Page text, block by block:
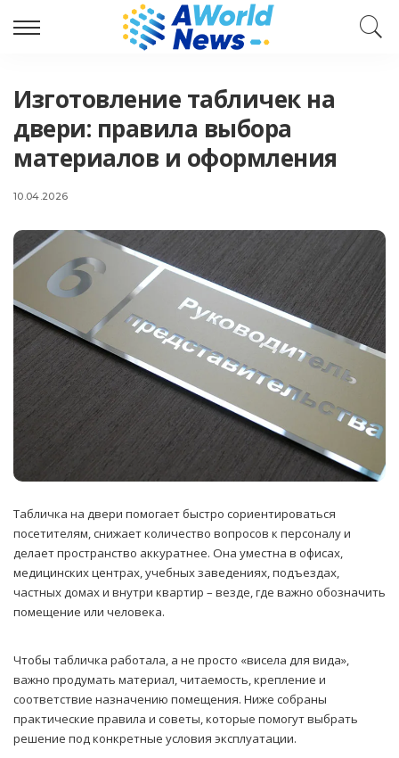
Изготовление табличек на
двери: правила выбора
материалов и оформления
10.04.2026
Табличка на двери помогает быстро сориентироваться
посетителям, снижает количество вопросов к персоналу и
делает пространство аккуратнее. Она уместна в офисах,
медицинских центрах, учебных заведениях, подъездах,
частных домах и внутри квартир – везде, где важно обозначить
помещение или человека.
Чтобы табличка работала, а не просто «висела для вида»,
важно продумать материал, читаемость, крепление и
соответствие назначению помещения. Ниже собраны
практические правила и советы, которые помогут выбрать
решение под конкретные условия эксплуатации.